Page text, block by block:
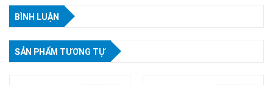
BÌNH LUẬN
SẢN PHẨM TƯƠNG TỰ